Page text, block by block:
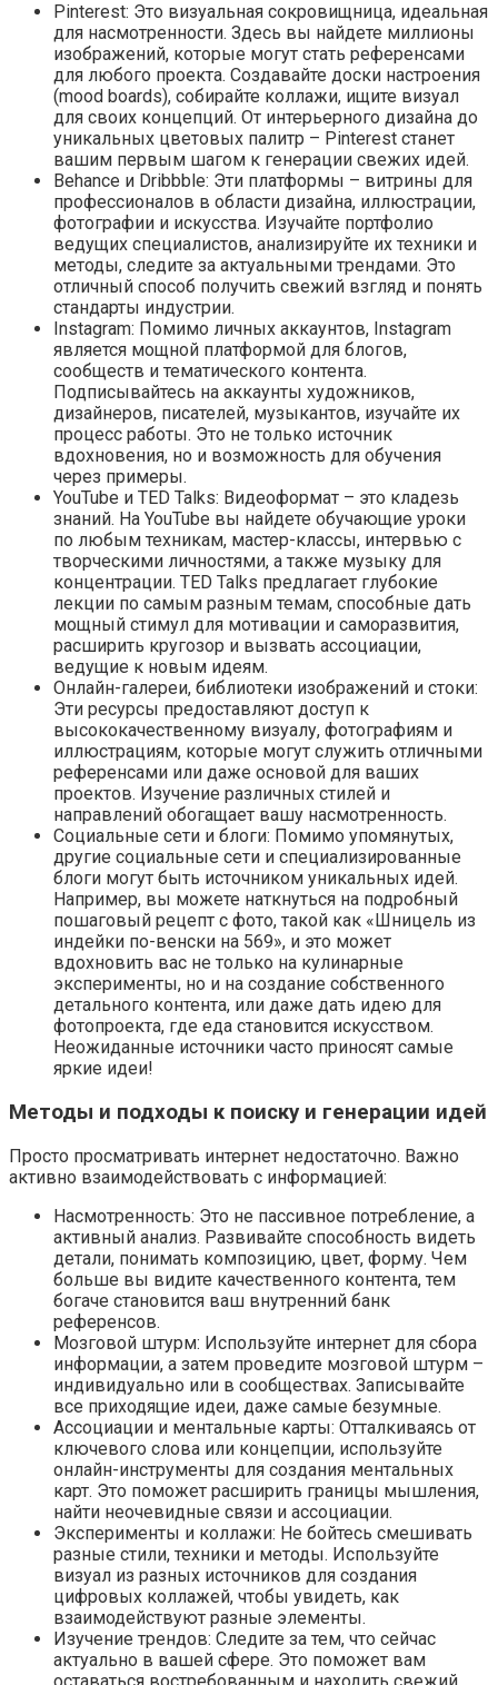
Pinterest: Это визуальная сокровищница, идеальная
для насмотренности. Здесь вы найдете миллионы
изображений, которые могут стать референсами
для любого проекта. Создавайте доски настроения
(mood boards), собирайте коллажи, ищите визуал
для своих концепций. От интерьерного дизайна до
уникальных цветовых палитр – Pinterest станет
вашим первым шагом к генерации свежих идей.
Behance и Dribbble: Эти платформы – витрины для
профессионалов в области дизайна, иллюстрации,
фотографии и искусства. Изучайте портфолио
ведущих специалистов, анализируйте их техники и
методы, следите за актуальными трендами. Это
отличный способ получить свежий взгляд и понять
стандарты индустрии.
Instagram: Помимо личных аккаунтов, Instagram
является мощной платформой для блогов,
сообществ и тематического контента.
Подписывайтесь на аккаунты художников,
дизайнеров, писателей, музыкантов, изучайте их
процесс работы. Это не только источник
вдохновения, но и возможность для обучения
через примеры.
YouTube и TED Talks: Видеоформат – это кладезь
знаний. На YouTube вы найдете обучающие уроки
по любым техникам, мастер-классы, интервью с
творческими личностями, а также музыку для
концентрации. TED Talks предлагает глубокие
лекции по самым разным темам, способные дать
мощный стимул для мотивации и саморазвития,
расширить кругозор и вызвать ассоциации,
ведущие к новым идеям.
Онлайн-галереи, библиотеки изображений и стоки:
Эти ресурсы предоставляют доступ к
высококачественному визуалу, фотографиям и
иллюстрациям, которые могут служить отличными
референсами или даже основой для ваших
проектов. Изучение различных стилей и
направлений обогащает вашу насмотренность.
Социальные сети и блоги: Помимо упомянутых,
другие социальные сети и специализированные
блоги могут быть источником уникальных идей.
Например, вы можете наткнуться на подробный
пошаговый рецепт с фото, такой как «Шницель из
индейки по-венски на 569», и это может
вдохновить вас не только на кулинарные
эксперименты, но и на создание собственного
детального контента, или даже дать идею для
фотопроекта, где еда становится искусством.
Неожиданные источники часто приносят самые
яркие идеи!
Методы и подходы к поиску и генерации идей
Просто просматривать интернет недостаточно. Важно
активно взаимодействовать с информацией:
Насмотренность: Это не пассивное потребление, а
активный анализ. Развивайте способность видеть
детали, понимать композицию, цвет, форму. Чем
больше вы видите качественного контента, тем
богаче становится ваш внутренний банк
референсов.
Мозговой штурм: Используйте интернет для сбора
информации, а затем проведите мозговой штурм –
индивидуально или в сообществах. Записывайте
все приходящие идеи, даже самые безумные.
Ассоциации и ментальные карты: Отталкиваясь от
ключевого слова или концепции, используйте
онлайн-инструменты для создания ментальных
карт. Это поможет расширить границы мышления,
найти неочевидные связи и ассоциации.
Эксперименты и коллажи: Не бойтесь смешивать
разные стили, техники и методы. Используйте
визуал из разных источников для создания
цифровых коллажей, чтобы увидеть, как
взаимодействуют разные элементы.
Изучение трендов: Следите за тем, что сейчас
актуально в вашей сфере. Это поможет вам
оставаться востребованным и находить свежий